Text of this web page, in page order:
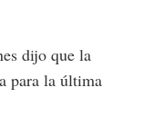
dijo que la
para la última